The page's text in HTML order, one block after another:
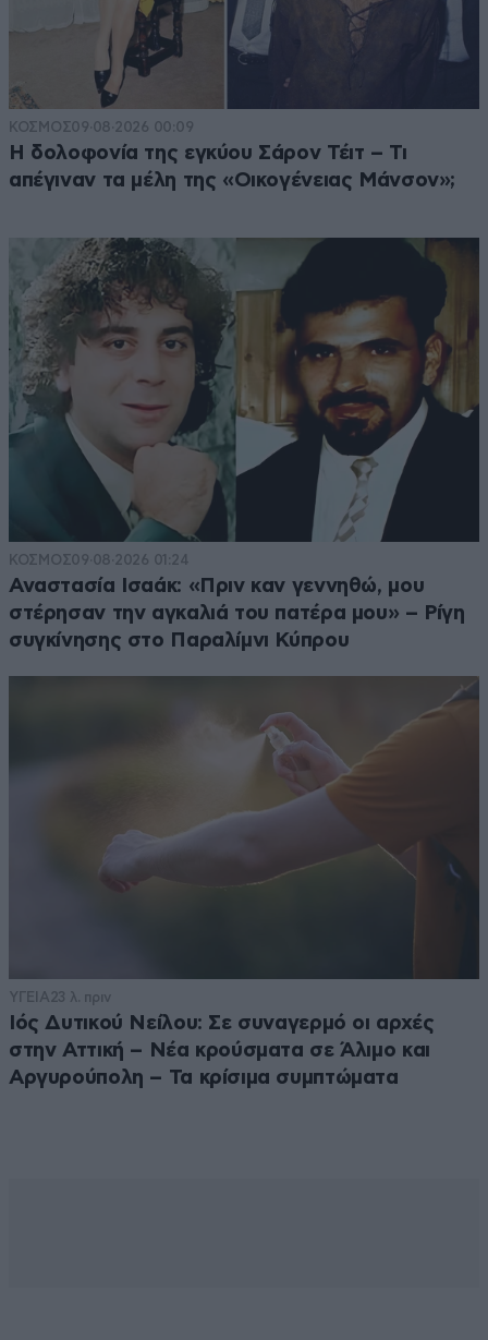
ΚΟΣΜΟΣ09·08·2026 00:09
Η δολοφονία της εγκύου Σάρον Τέιτ – Τι
απέγιναν τα μέλη της «Οικογένειας Μάνσον»;
ΚΟΣΜΟΣ09·08·2026 01:24
Αναστασία Ισαάκ: «Πριν καν γεννηθώ, μου
στέρησαν την αγκαλιά του πατέρα μου» – Ρίγη
συγκίνησης στο Παραλίμνι Κύπρου
ΥΓΕΙΑ23 λ. πριν
Ιός Δυτικού Νείλου: Σε συναγερμό οι αρχές
στην Αττική – Νέα κρούσματα σε Άλιμο και
Αργυρούπολη – Τα κρίσιμα συμπτώματα